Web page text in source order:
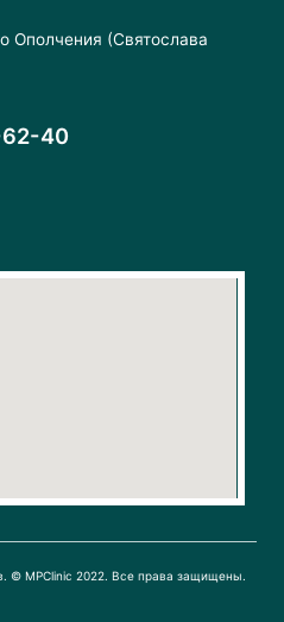
Ополчения (Святослава
40
© MPClinic 2022. Все права защищены.